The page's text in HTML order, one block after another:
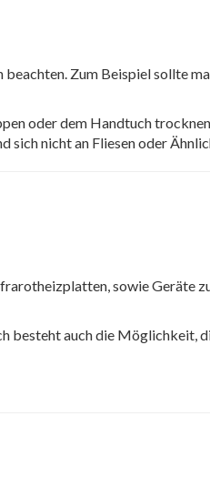
beachten. Zum Beispiel sollte
oder dem Handtuch
sich nicht an Fliesen oder
sowie Geräte
besteht auch die Möglichkeit,